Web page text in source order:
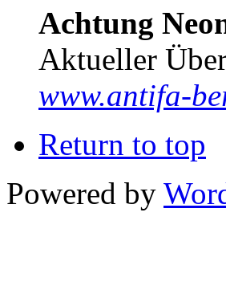
Achtung
Aktueller
www.antifa-
Return to top
Powered by